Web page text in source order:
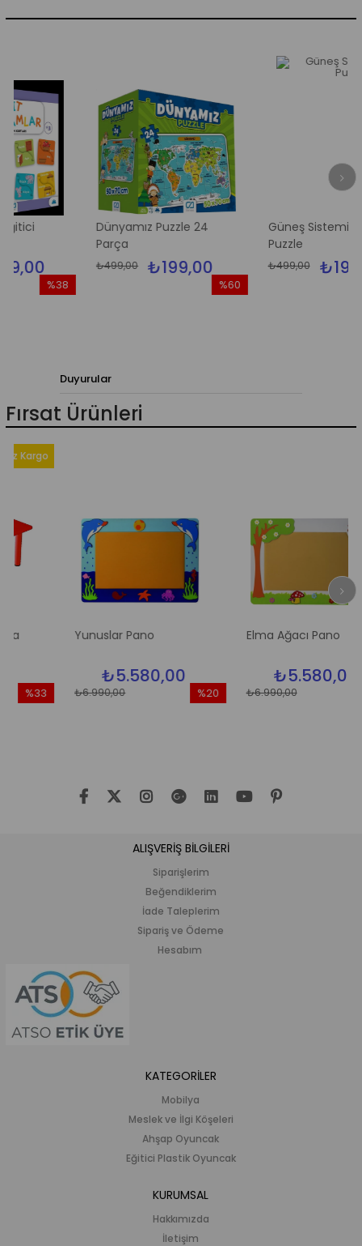
Dünyamız Puzzle 24
₺199,00
₺499,00
Güneş Sistemi Yer
₺199,00
₺499,00
Duyurular
Fırsat Ürünleri
Yunuslar Pano
₺5.580,00
₺6.990,00
Elma Ağacı Pano
₺5.580,00
₺6.990,00
ALIŞVERİŞ BİLGİLERİ
Siparişlerim
Beğendiklerim
İade Taleplerim
Sipariş ve Ödeme
Hesabım
KATEGORİLER
Mobilya
Meslek ve İlgi Köşeleri
Ahşap Oyuncak
Eğitici Plastik Oyuncak
KURUMSAL
Hakkımızda
İletişim